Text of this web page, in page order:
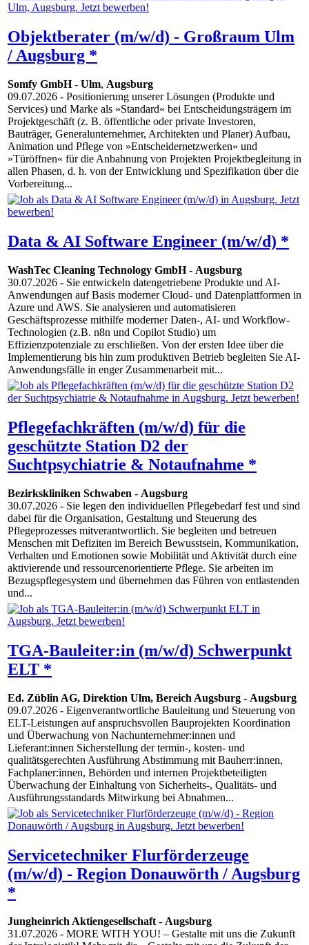
Objektberater (m/w/d) - Großraum Ulm
/ Augsburg *
Somfy GmbH- Ulm, Augsburg
09.07.2026 - Positionierung unserer Lösungen (Produkte und
Services) und Marke als »Standard« bei Entscheidungsträgern im
Projektgeschäft (z. B. öffentliche oder private Investoren,
Bauträger, Generalunternehmer, Architekten und Planer) Aufbau,
Animation und Pflege von »Entscheidernetzwerken« und
»Türöffnen« für die Anbahnung von Projekten Projektbegleitung in
allen Phasen, d. h. von der Entwicklung und Spezifikation über die
Vorbereitung...
Data & AI Software Engineer (m/w/d) *
WashTec Cleaning Technology GmbH- Augsburg
30.07.2026 - Sie entwickeln datengetriebene Produkte und AI-
Anwendungen auf Basis moderner Cloud- und Datenplattformen in
Azure und AWS. Sie analysieren und automatisieren
Geschäftsprozesse mithilfe moderner Daten-, AI- und Workflow-
Technologien (z.B. n8n und Copilot Studio) um
Effizienzpotenziale zu erschließen. Von der ersten Idee über die
Implementierung bis hin zum produktiven Betrieb begleiten Sie AI-
Anwendungsfälle in enger Zusammenarbeit mit...
Pflegefachkräften (m/w/d) für die
geschützte Station D2 der
Suchtpsychiatrie & Notaufnahme *
Bezirkskliniken Schwaben - Augsburg
30.07.2026 - Sie legen den individuellen Pflegebedarf fest und sind
dabei für die Organisation, Gestaltung und Steuerung des
Pflegeprozesses mitverantwortlich. Sie begleiten und betreuen
Menschen mit Defiziten im Bereich Bewusstsein, Kommunikation,
Verhalten und Emotionen sowie Mobilität und Aktivität durch eine
aktivierende und ressourcenorientierte Pflege. Sie arbeiten im
Bezugspflegesystem und übernehmen das Führen von entlastenden
und...
TGA-Bauleiter:in (m/w/d) Schwerpunkt
ELT *
Ed. Züblin AG, Direktion Ulm, Bereich Augsburg - Augsburg
09.07.2026 - Eigenverantwortliche Bauleitung und Steuerung von
ELT-Leistungen auf anspruchsvollen Bauprojekten Koordination
und Überwachung von Nachunternehmer:innen und
Lieferant:innen Sicherstellung der termin-, kosten- und
qualitätsgerechten Ausführung Abstimmung mit Bauherr:innen,
Fachplaner:innen, Behörden und internen Projektbeteiligten
Überwachung der Einhaltung von Sicherheits-, Qualitäts- und
Ausführungsstandards Mitwirkung bei Abnahmen...
Servicetechniker Flurförderzeuge
(m/w/d) - Region Donauwörth / Augsburg
*
Jungheinrich Aktiengesellschaft- Augsburg
31.07.2026 - MORE WITH YOU! – Gestalte mit uns die Zukunft